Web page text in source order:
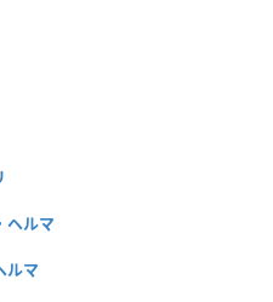
ヘルマ
ルマ